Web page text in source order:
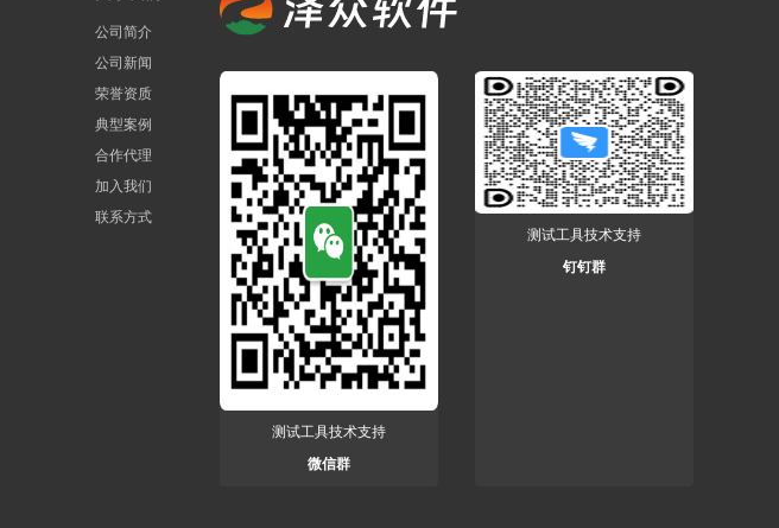
公司简介
公司新闻
荣誉资质
典型案例
合作代理
加入我们
联系方式
测试工具技术支持
微信群
测试工具技术支持
钉钉群